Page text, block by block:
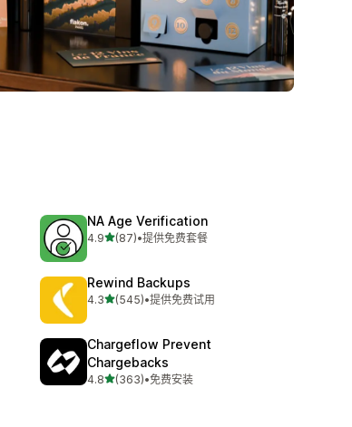
NA Age Verification
4.9星（满分 5 星）
(87)
总共 87 条评论
•提供免费套餐
Rewind Backups
4.3星（满分 5 星）
(545)
总共 545 条评论
•提供免费试用
Chargeflow Prevent
Chargebacks
4.8星（满分 5 星）
(363)
总共 363 条评论
•免费安装